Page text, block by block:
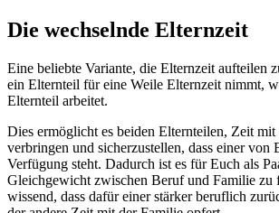
Die wechselnde Elternzeit
Eine beliebte Variante, die Elternzeit aufteilen
ein Elternteil für eine Weile Elternzeit nimmt,
Elternteil arbeitet.
Dies ermöglicht es beiden Elternteilen, Zeit mit
verbringen und sicherzustellen, dass einer von
Verfügung steht. Dadurch ist es für Euch als
Gleichgewicht zwischen Beruf und Familie zu
wissend, dass dafür einer stärker beruflich